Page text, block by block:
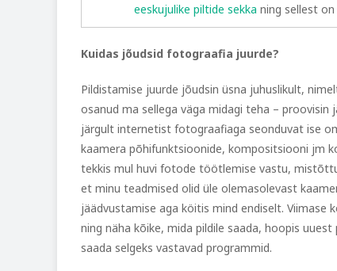
eeskujulike piltide sekka ning sellest
Kuidas jõudsid fotograafia juurde?
Pildistamise juurde jõudsin üsna juhuslikult,
osanud ma sellega väga midagi teha – proovisin
järgult internetist fotograafiaga seonduvat ise
kaamera põhifunktsioonide, kompositsiooni jm
tekkis mul huvi fotode töötlemise vastu,
et minu teadmised olid üle olemasolevast
jäädvustamise aga köitis mind endiselt.
ning näha kõike, mida pildile saada, hoopis
saada selgeks vastavad programmid.